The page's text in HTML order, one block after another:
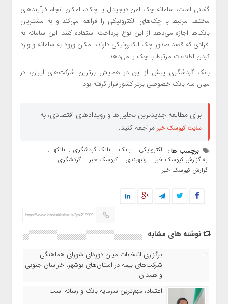
گفتنی‌ است، سامانه چک امن دیجیتال یا چکاد، امکان انجام فرآیندهای
مختلف مرتبط با چک‌های الکترونیکی را فراهم می‌کند و به مشتریان
بانک‌ها اجازه می‌دهد از این نوع پرداخت استفاده کنند. این سامانه به
افرادی که قصد صدور چک الکترونیکی دارند، امکان ورود به سامانه و وارد
کردن اطلاعات مرتبط با چک را می‌دهد.
بانک گردشگری پیش از این در همایش برترین شرکت‌های ایران، در
میان سه بانک خصوصی برتر کشور قرار گرفته بود.
برای مطالعه جدیدترین تحلیل‌ها و رویدادهای اقتصادی، به
سایت کیوسک خبر مراجعه کنید.
برچسب ها : الکترونیکی , بانک , بانک گردشگری , بانکها ,
به گزارش کیوسک خبر , رتبهبندی , کیوسک خبر , گردشگری ,
گزارش کیوسک خبر
https://www.kioskekhabar.ir/?p=219909
نوشته های مشابه
برگزاری انتخابات میان دوره‌ای شورای هماهنگی
شرکت‌های بیمه در استان‌های بوشهر، خراسان جنوبی
و همدان
اعتماد، مهم‌ترین سرمایه بانک و رسانه است